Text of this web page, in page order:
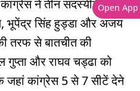
ने तीन सदस्यीय कमेटी
भूपेंद्र सिंह हुड्डा और अजय
तरफ से बातचीत की
गुप्ता और राघव चड्ढा को
जहां कांग्रेस 5 से 7 सीटें देने
Open App